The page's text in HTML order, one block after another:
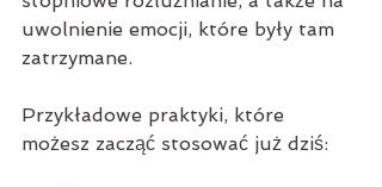
uwolnienie emocji, które były tam
zatrzymane.
Przykładowe praktyki, które
możesz zacząć stosować już dziś: